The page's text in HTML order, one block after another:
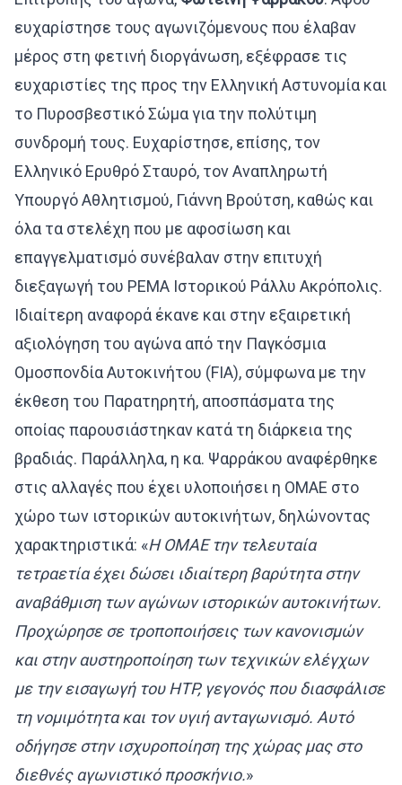
ευχαρίστησε τους αγωνιζόμενους που έλαβαν
μέρος στη φετινή διοργάνωση, εξέφρασε τις
ευχαριστίες της προς την Ελληνική Αστυνομία και
το Πυροσβεστικό Σώμα για την πολύτιμη
συνδρομή τους. Ευχαρίστησε, επίσης, τον
Ελληνικό Ερυθρό Σταυρό, τον Αναπληρωτή
Υπουργό Αθλητισμού, Γιάννη Βρούτση, καθώς και
όλα τα στελέχη που με αφοσίωση και
επαγγελματισμό συνέβαλαν στην επιτυχή
διεξαγωγή του PEMA Ιστορικού Ράλλυ Ακρόπολις.
Ιδιαίτερη αναφορά έκανε και στην εξαιρετική
αξιολόγηση του αγώνα από την Παγκόσμια
Ομοσπονδία Αυτοκινήτου (FIA), σύμφωνα με την
έκθεση του Παρατηρητή, αποσπάσματα της
οποίας παρουσιάστηκαν κατά τη διάρκεια της
βραδιάς. Παράλληλα, η κα. Ψαρράκου αναφέρθηκε
στις αλλαγές που έχει υλοποιήσει η ΟΜΑΕ στο
χώρο των ιστορικών αυτοκινήτων, δηλώνοντας
χαρακτηριστικά: «Η ΟΜΑΕ την τελευταία
τετραετία έχει δώσει ιδιαίτερη βαρύτητα στην
αναβάθμιση των αγώνων ιστορικών αυτοκινήτων.
Προχώρησε σε τροποποιήσεις των κανονισμών
και στην αυστηροποίηση των τεχνικών ελέγχων
με την εισαγωγή τουHTP, γεγονός που διασφάλισε
τη νομιμότητα και τον υγιή ανταγωνισμό. Αυτό
οδήγησε στην ισχυροποίηση της χώρας μας στο
διεθνές αγωνιστικό προσκήνιο.»